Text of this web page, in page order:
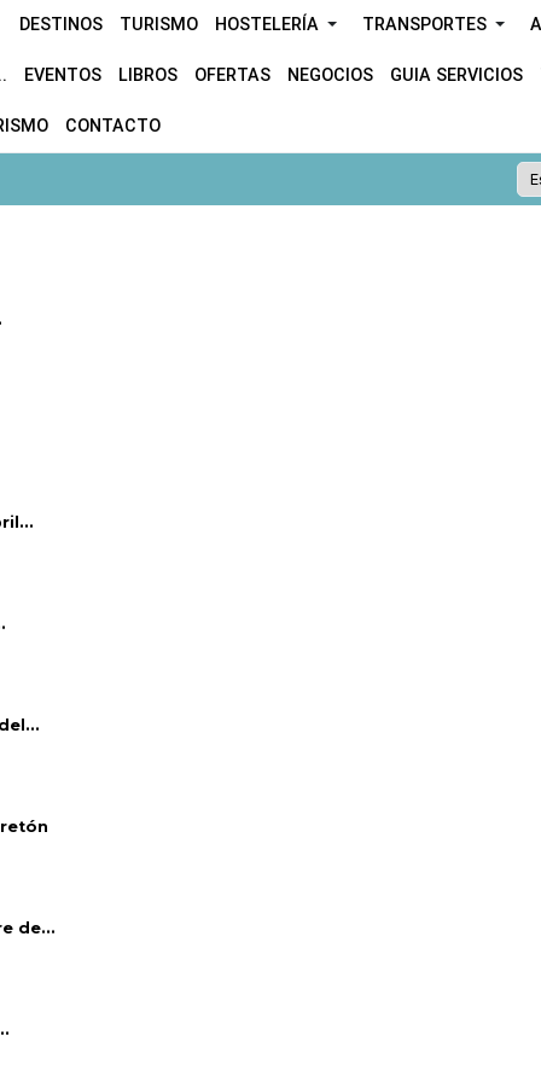
DESTINOS TURISMO HOSTELERÍA TRANSPORTES
EVENTOS LIBROS OFERTAS NEGOCIOS GUIA SERVICIOS
CONTACTO
de...